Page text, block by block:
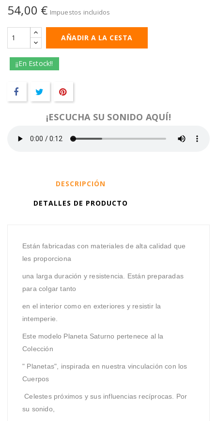
54,00 € Impuestos incluidos
AÑADIR A LA CESTA
¡¡En Estock!!
¡ESCUCHA SU SONIDO AQUÍ!
DESCRIPCIÓN
DETALLES DE PRODUCTO
Están fabricadas con materiales de alta calidad que
les proporciona
una larga duración y resistencia. Están preparadas
para colgar tanto
en el interior como en exteriores y resistir la
intemperie.
Este modelo Planeta Saturno pertenece al la
Colección
" Planetas", inspirada en nuestra vinculación con los
Cuerpos
Celestes próximos y sus influencias recíprocas. Por
su sonido,